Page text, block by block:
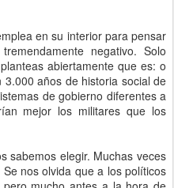
en su interior para pensar
negativo. Solo
abiertamente que es: o
años de historia social de
de gobierno diferentes a
mejor los militares que los
sabemos elegir. Muchas veces
nos olvida que a los políticos